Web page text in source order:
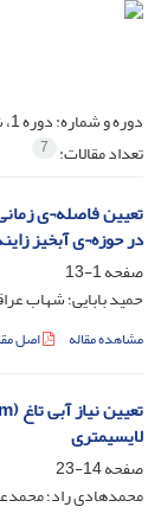
دوره و شماره:دوره 1، شماره 3، فروردین 1390، صفحه 1-84
تعداد مقالات: 7
تعیین فاصله¬ی
در حوزه¬ی آبخیز
صفحه1-13
حمید بابایی؛ شهاب
مشاهده مقاله اصل
لایسیمتری
صفحه14-23
محمدهادی راد؛